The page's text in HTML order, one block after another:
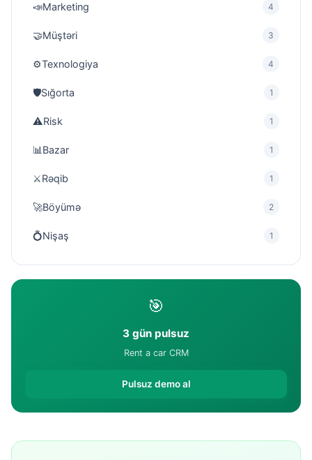
📣Marketing 4
🤝Müştəri 3
⚙️Texnologiya 4
🛡Sığorta 1
⚠️Risk 1
📊 Bazar 1
⚔️Rəqib 1
🚀Böyümə 2
💍Nişaş 1
🎯
3 gün pulsuz
Rent a car CRM
Pulsuz demo al